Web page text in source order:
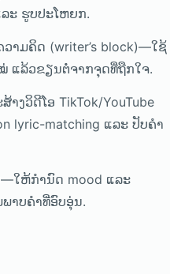
ະ ຮູບປະໂຫຍກ.
າມຄິດ (writer’s block)—ໃຊ້
ແລ້ວຂຽນຕໍ່ຈາກຈຸດທີ່ຖືກໃຈ.
າງວິດີໂອ TikTok/YouTube
lyric-matching ແລະ ປັບຄຳ
ໃຫ້ກຳນົດ mood ແລະ
າບຄຳທີ່ອົບອຸ່ນ.